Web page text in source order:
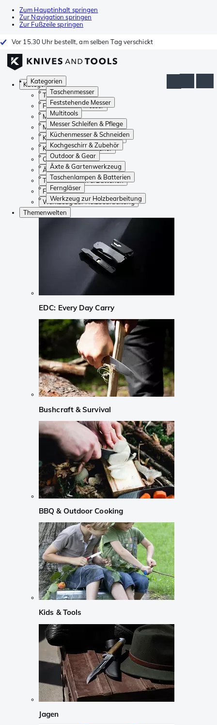
Zum Hauptinhalt springen
Zur Navigation springen
Zur Fußzeile springen
Vor 15.30 Uhr bestellt, am selben Tag verschickt
Kategorien
Taschenmesser
Feststehende Messer
Multitools
Messer Schleifen & Pflege
Küchenmesser & Schneiden
Kochgeschirr & Zubehör
Outdoor & Gear
Äxte & Gartenwerkzeug
Taschenlampen & Batterien
Ferngläser
Werkzeug zur Holzbearbeitung
Kategorien
Taschenmesser
Feststehende Messer
Multitools
Messer Schleifen & Pflege
Küchenmesser & Schneiden
Kochgeschirr & Zubehör
Outdoor & Gear
Äxte & Gartenwerkzeug
Taschenlampen & Batterien
Ferngläser
Werkzeug zur Holzbearbeitung
Themenwelten
EDC: Every Day Carry
Bushcraft & Survival
BBQ & Outdoor Cooking
Kids & Tools
Jagen